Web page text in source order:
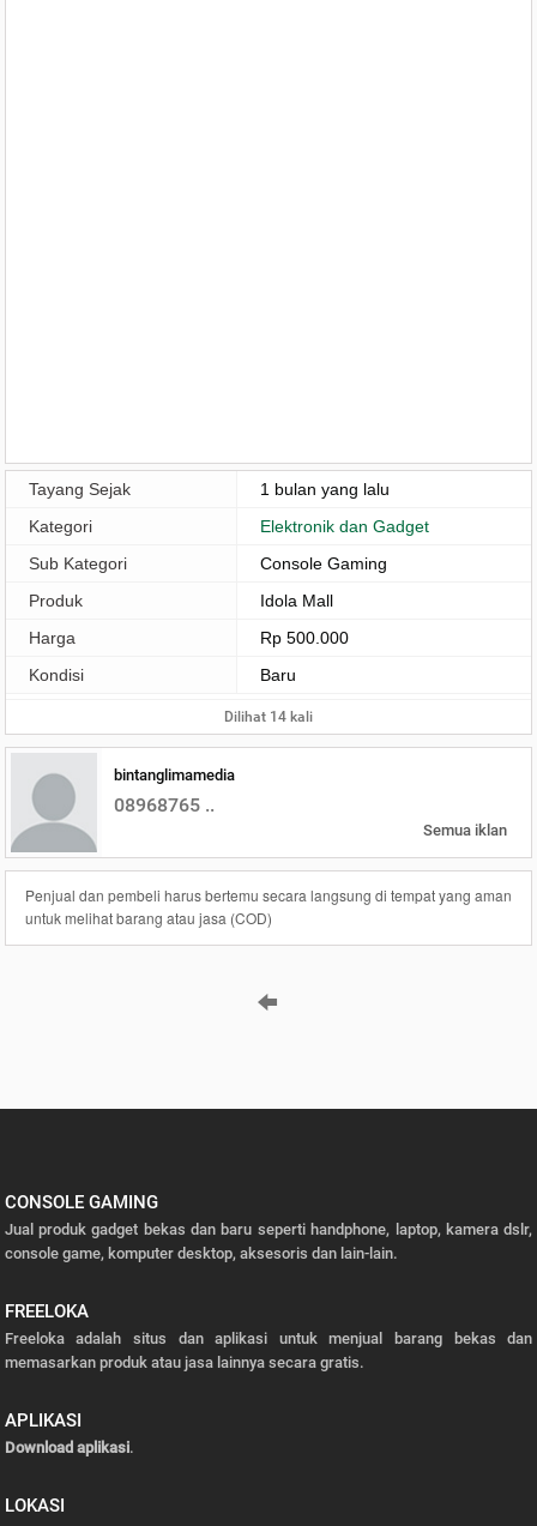
Tayang Sejak
1 bulan yang lalu
Kategori
Elektronik dan Gadget
Sub Kategori
Console Gaming
Produk
Idola Mall
Harga
Rp 500.000
Kondisi
Baru
Dilihat 14 kali
bintanglimamedia
08968765 ..
Semua iklan
Penjual dan pembeli harus bertemu secara langsung di tempat yang aman
untuk melihat barang atau jasa (COD)
CONSOLE GAMING
Jual produk gadget bekas dan baru seperti handphone, laptop, kamera dslr,
console game, komputer desktop, aksesoris dan lain-lain.
FREELOKA
Freeloka adalah situs dan aplikasi untuk menjual barang bekas dan
memasarkan produk atau jasa lainnya secara gratis.
APLIKASI
Download aplikasi.
LOKASI